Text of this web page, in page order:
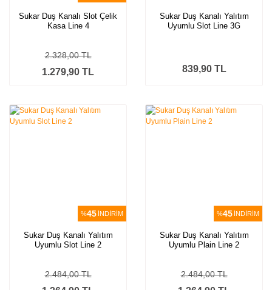
Sukar Duş Kanalı Slot Çelik
Kasa Line 4
1.279,90 TL
2.328,00 TL
Sukar Duş Kanalı Yalıtım
Uyumlu Slot Line 3G
839,90 TL
%45 İNDİRİM
Sukar Duş Kanalı Yalıtım
Uyumlu Slot Line 2
2.484,00 TL
%45 İNDİRİM
Sukar Duş Kanalı Yalıtım
Uyumlu Plain Line 2
2.484,00 TL